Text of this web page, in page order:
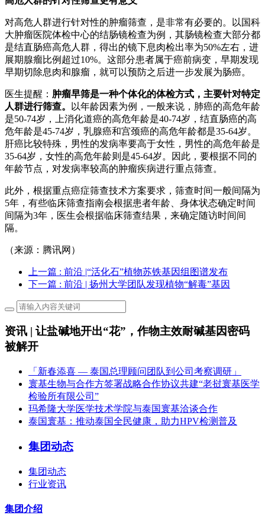
对高危人群进行针对性的肿瘤筛查，是非常有必要的。以国科
大肿瘤医院体检中心的结肠镜检查为例，其肠镜检查大部分都
是结直肠癌高危人群，得出的镜下息肉检出率为50%左右，进
展期腺瘤比例超过10%。这部分患者属于癌前病变，早期发现
早期切除息肉和腺瘤，就可以预防之后进一步发展为肠癌。
医生提醒： 肿瘤早筛是一种个体化的体检方式，主要针对特定
人群进行筛查。
以年龄因素为例，一般来说，肺癌的高危年龄
是50-74岁，上消化道癌的高危年龄是40-74岁，结直肠癌的高
危年龄是45-74岁，乳腺癌和宫颈癌的高危年龄都是35-64岁。
肝癌比较特殊，男性的发病率要高于女性，男性的高危年龄是
35-64岁，女性的高危年龄则是45-64岁。因此，要根据不同的
年龄节点，对发病率较高的肿瘤疾病进行重点筛查。
此外，根据重点癌症筛查技术方案要求，筛查时间一般间隔为
5年，有些临床筛查指南会根据患者年龄、身体状态确定时间
间隔为3年，医生会根据临床筛查结果，来确定随访时间间
隔。
（来源：腾讯网）
上一篇 : 前沿 |“活化石”植物苏铁基因组图谱发布
下一篇 : 前沿 | 扬州大学团队发现植物“解毒”基因
资讯 | 让盐碱地开出“花”，作物主效耐碱基因密码
被解开
「新春添喜 — 泰国总理顾问团队到公司考察调研」
寰基生物与合作方签署战略合作协议共建“老挝寰基医学
检验所有限公司”
玛希隆大学医学技术学院与泰国寰基洽谈合作
泰国寰基：推动泰国全民健康，助力HPV检测普及
集团动态
集团动态
行业资讯
集团介绍